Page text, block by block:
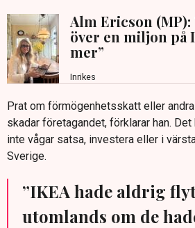
Alm Ericson (MP):
över en miljon på
mer”
Inrikes
Prat om förmögenhetsskatt eller
skadar företagandet, förklarar han.
inte vågar satsa, investera eller i
Sverige.
”IKEA hade aldrig
utomlands om de